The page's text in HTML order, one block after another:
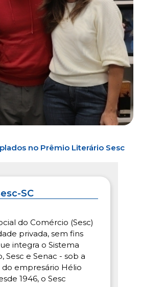
no Prêmio Literário Sesc
SC
do Comércio (Sesc)
privada, sem fins
integra o Sistema
Sesc e Senac - sob a
do empresário Hélio
1946, o Sesc